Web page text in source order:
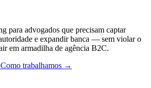
para advogados que precisam captar
e expandir banca — sem violar o
em armadilha de agência B2C.
Como trabalhamos →